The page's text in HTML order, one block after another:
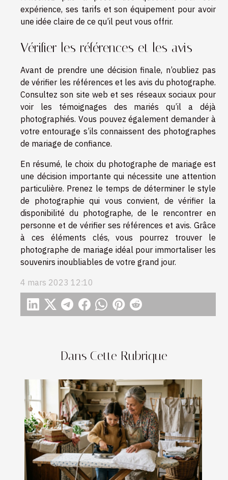
Dans Cette Rubrique
expérience, ses tarifs et son équipement pour avoir
une idée claire de ce qu’il peut vous offrir.
Vérifier les références et les avis
Avant de prendre une décision finale, n’oubliez pas
de vérifier les références et les avis du photographe.
Consultez son site web et ses réseaux sociaux pour
voir les témoignages des mariés qu’il a déjà
photographiés. Vous pouvez également demander à
votre entourage s’ils connaissent des photographes
de mariage de confiance.
En résumé, le choix du photographe de mariage est
une décision importante qui nécessite une attention
particulière. Prenez le temps de déterminer le style
de photographie qui vous convient, de vérifier la
disponibilité du photographe, de le rencontrer en
personne et de vérifier ses références et avis. Grâce
à ces éléments clés, vous pourrez trouver le
photographe de mariage idéal pour immortaliser les
souvenirs inoubliables de votre grand jour.
4 mars 2023 12:10